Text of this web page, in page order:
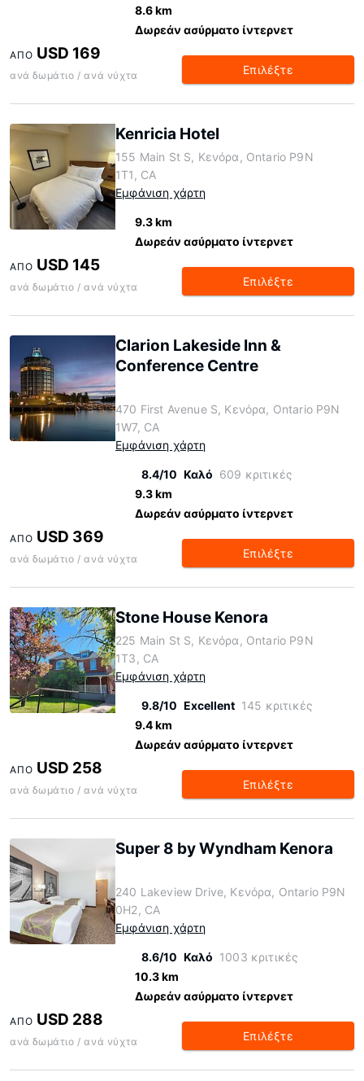
8.6 km
Δωρεάν ασύρματο ίντερνετ
ΑΠΌ USD 169
ανά δωμάτιο / ανά νύχτα Επιλέξτε
Kenricia Hotel
155 Main St S, Κενόρα, Ontario P9N
1T1, CA
Εμφάνιση χάρτη
9.3 km
Δωρεάν ασύρματο ίντερνετ
ΑΠΌ USD 145
ανά δωμάτιο / ανά νύχτα Επιλέξτε
Clarion Lakeside Inn &
Conference Centre
470 First Avenue S, Κενόρα, Ontario P9N
1W7, CA
Εμφάνιση χάρτη
8.4/10 Καλό 609 κριτικές
9.3 km
Δωρεάν ασύρματο ίντερνετ
ΑΠΌ USD 369
ανά δωμάτιο / ανά νύχτα Επιλέξτε
Stone House Kenora
225 Main St S, Κενόρα, Ontario P9N
1T3, CA
Εμφάνιση χάρτη
9.8/10 Excellent 145 κριτικές
9.4 km
Δωρεάν ασύρματο ίντερνετ
ΑΠΌ USD 258
ανά δωμάτιο / ανά νύχτα Επιλέξτε
Super 8 by Wyndham Kenora
240 Lakeview Drive, Κενόρα, Ontario P9N
0H2, CA
Εμφάνιση χάρτη
8.6/10 Καλό 1003 κριτικές
10.3 km
Δωρεάν ασύρματο ίντερνετ
ΑΠΌ USD 288
ανά δωμάτιο / ανά νύχτα Επιλέξτε